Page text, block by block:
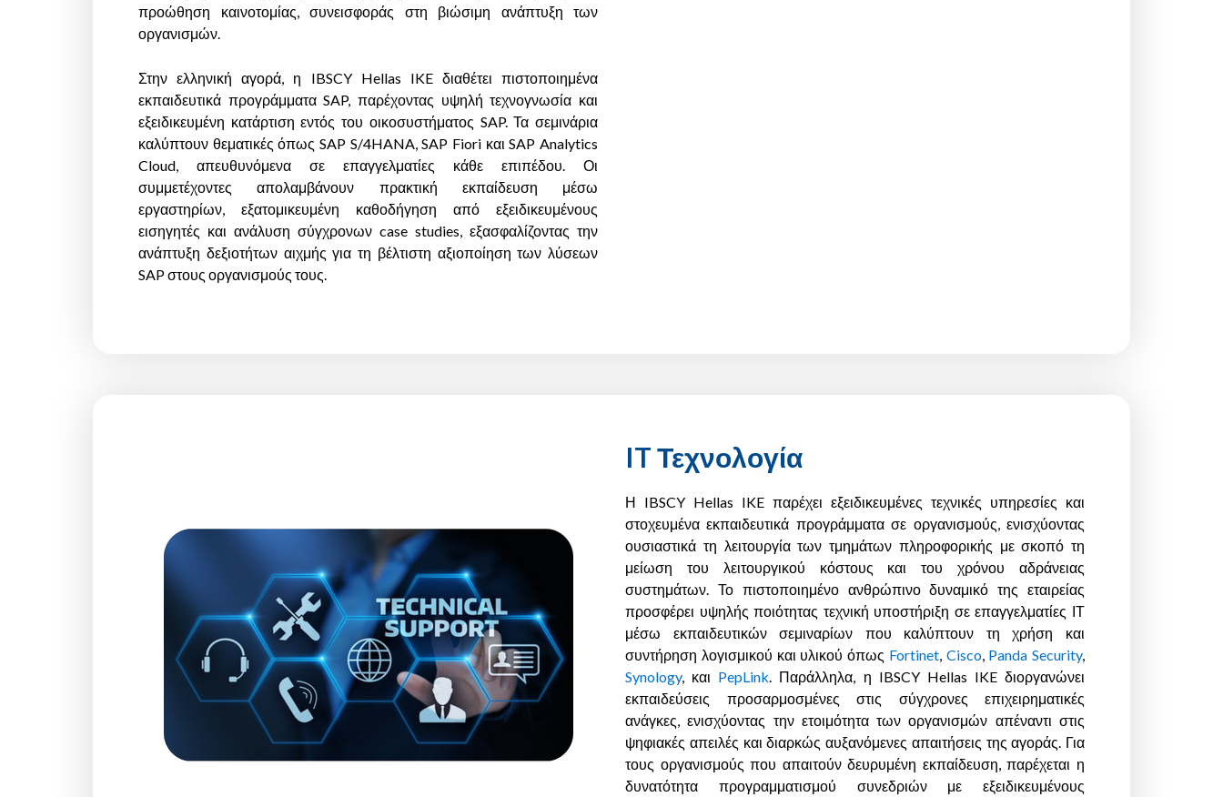
προώθηση καινοτομίας, συνεισφοράς στη βιώσιμη ανάπτυξη των
οργανισμών.
Στην ελληνική αγορά, η IBSCY Hellas IKE διαθέτει πιστοποιημένα
εκπαιδευτικά προγράμματα SAP, παρέχοντας υψηλή τεχνογνωσία και
εξειδικευμένη κατάρτιση εντός του οικοσυστήματος SAP. Τα σεμινάρια
καλύπτουν θεματικές όπως SAP S/4HANA, SAP Fiori και SAP Analytics
Cloud, απευθυνόμενα σε επαγγελματίες κάθε επιπέδου. Οι
συμμετέχοντες απολαμβάνουν πρακτική εκπαίδευση μέσω
εργαστηρίων, εξατομικευμένη καθοδήγηση από εξειδικευμένους
εισηγητές και ανάλυση σύγχρονων case studies, εξασφαλίζοντας την
ανάπτυξη δεξιοτήτων αιχμής για τη βέλτιστη αξιοποίηση των λύσεων
SAP στους οργανισμούς τους.
IT Τεχνολογία
Η IBSCY Hellas IKE παρέχει εξειδικευμένες τεχνικές υπηρεσίες και
στοχευμένα εκπαιδευτικά προγράμματα σε οργανισμούς, ενισχύοντας
ουσιαστικά τη λειτουργία των τμημάτων πληροφορικής με σκοπό τη
μείωση του λειτουργικού κόστους και του χρόνου αδράνειας
συστημάτων. Το πιστοποιημένο ανθρώπινο δυναμικό της εταιρείας
προσφέρει υψηλής ποιότητας τεχνική υποστήριξη σε επαγγελματίες ΙΤ
μέσω εκπαιδευτικών σεμιναρίων που καλύπτουν τη χρήση και
συντήρηση λογισμικού και υλικού όπως Fortinet, Cisco, Panda Security,
Synology, και PepLink. Παράλληλα, η IBSCY Hellas IKE διοργανώνει
εκπαιδεύσεις προσαρμοσμένες στις σύγχρονες επιχειρηματικές
ανάγκες, ενισχύοντας την ετοιμότητα των οργανισμών απέναντι στις
ψηφιακές απειλές και διαρκώς αυξανόμενες απαιτήσεις της αγοράς. Για
τους οργανισμούς που απαιτούν δευρυμένη εκπαίδευση, παρέχεται η
δυνατότητα προγραμματισμού συνεδριών με εξειδικευμένους